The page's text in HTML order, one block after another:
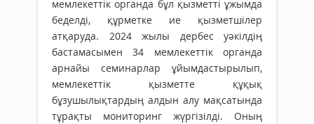
мемлекеттік органда бұл қызметті ұжымда
беделді, құрметке ие қызметшілер
атқаруда. 2024 жылы дербес уәкілдің
бастамасымен 34 мемлекеттік органда
арнайы семинарлар ұйымдастырылып,
мемлекеттік қызметте құқық
бұзушылықтардың алдын алу мақсатында
тұрақты мониторинг жүргізілді. Оның